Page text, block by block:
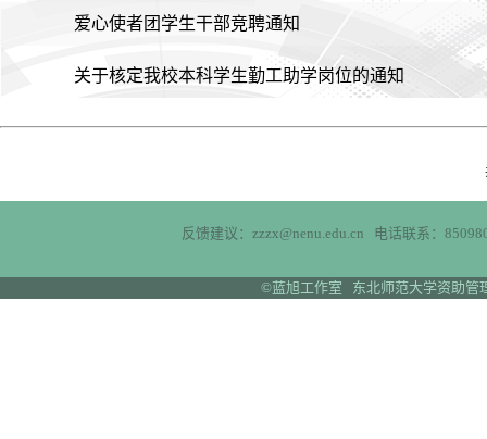
爱心使者团学生干部竞聘通知
关于核定我校本科学生勤工助学岗位的通知
反馈建议：zzzx@nenu.edu.cn 电话联系：
©蓝旭工作室 东北师范大学资助管